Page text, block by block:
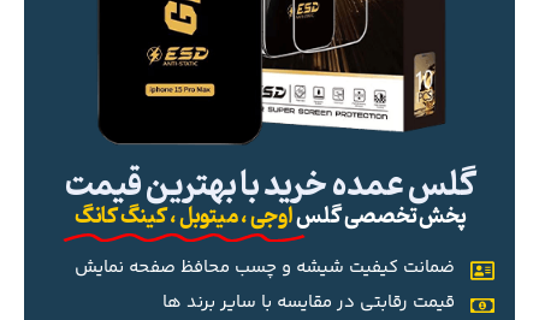
گلس عمده خرید با بهترین قیمت
پخش تخصصی گلساوجی ، میتوبل ، کینگ کانگ
ضمانت کیفیت شیشه و چسب محافظ صفحه نمایش
قیمت رقابتی در مقایسه با سایر برند ها